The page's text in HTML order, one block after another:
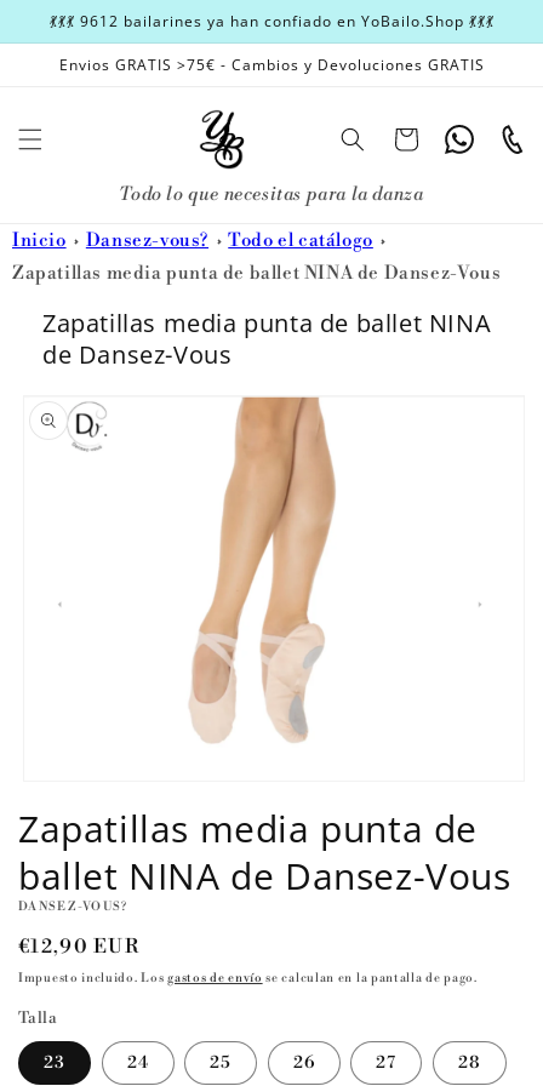
directamente
al contenido
💃💃💃 9612 bailarines ya han confiado en YoBailo.Shop 💃💃💃
Envios GRATIS >75€ - Cambios y Devoluciones GRATIS
CarritoWhatsapp
Todo lo que necesitas para la danza
Inicio
Dansez-vous?
Todo el catálogo
Zapatillas media punta de ballet NINA de Dansez-Vous
Zapatillas media punta de ballet NINA
de Dansez-Vous
a la
información
del producto
multimedia
1
en
una
ventana
Zapatillas media punta de
ballet NINA de Dansez-Vous
DANSEZ-VOUS?
Precio
habitual
€12,90 EUR
Impuesto incluido. Losgastos de envío se calculan en la pantalla de pago.
Talla
23 24 25 26 27 28